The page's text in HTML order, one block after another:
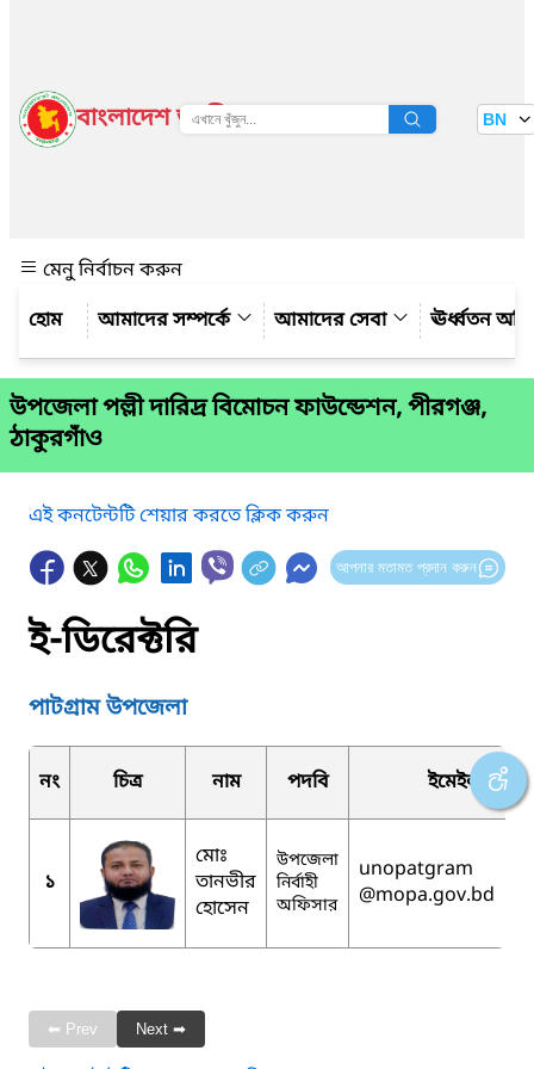
বাংলাদেশ জাতীয় তথ্য বাতায়ন BN
মেনু নির্বাচন করুন
আমাদের সম্পর্কে
আমাদের সেবা ঊর্ধ্বতন
উপজেলা পল্লী দারিদ্র বিমোচন ফাউন্ডেশন, পীরগঞ্জ,
ঠাকুরগাঁও
এই কনটেন্টটি শেয়ার করতে ক্লিক করুন
আপনার মতামত প্রদান করুন
ই-ডিরেক্টরি
পাটগ্রাম উপজেলা
নং চিত্র নাম পদবি ইমেইল
১
মোঃ
তানভীর
হোসেন
উপজেলা
নির্বাহী
অফিসার
unopatgram
@mopa.gov.bd
⬅ Prev Next ➡